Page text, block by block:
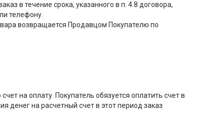
в течение срока, указанного в п. 4.8 договора,
телефону.
возвращается Продавцом Покупателю по
на оплату. Покупатель обязуется оплатить счет в
денег на расчетный счет в этот период заказ